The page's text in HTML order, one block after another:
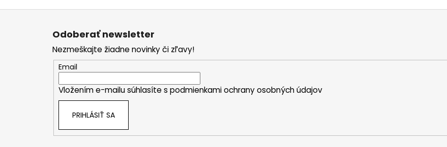
Z
Odoberať newsletter
Nezmeškajte žiadne novinky či zľavy!
Email
Vložením e-mailu súhlasíte s podmienkami ochrany osobných údajov
PRIHLÁSIŤ SA